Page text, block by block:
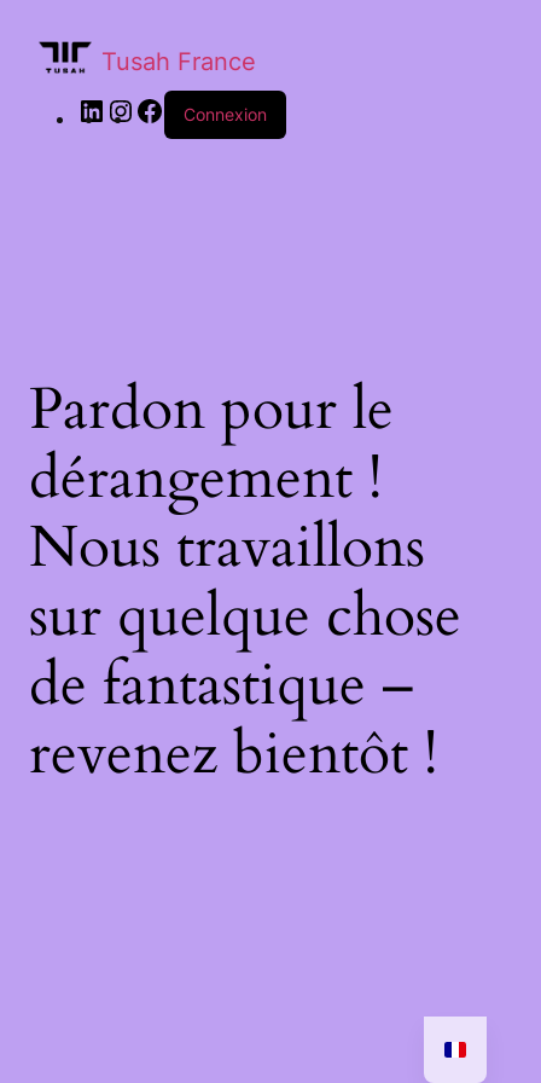
Tusah France
Connexion
Pardon pour le
dérangement !
Nous travaillons
sur quelque chose
de fantastique –
revenez bientôt !